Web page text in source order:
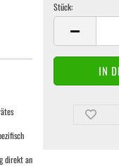
Stück:
Stück
direkt an